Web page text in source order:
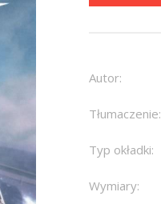
Autor:
Tłumaczenie:
Typ okładki:
Wymiary: